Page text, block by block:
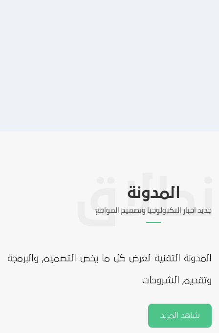
المدونة
جديد اخبار التكنولوجيا وتصميم المواقع
المدونة التقنية لعرض كل ما يخص التصميم والبرمجة
وتقديم الشروحات
شاهد المزيد